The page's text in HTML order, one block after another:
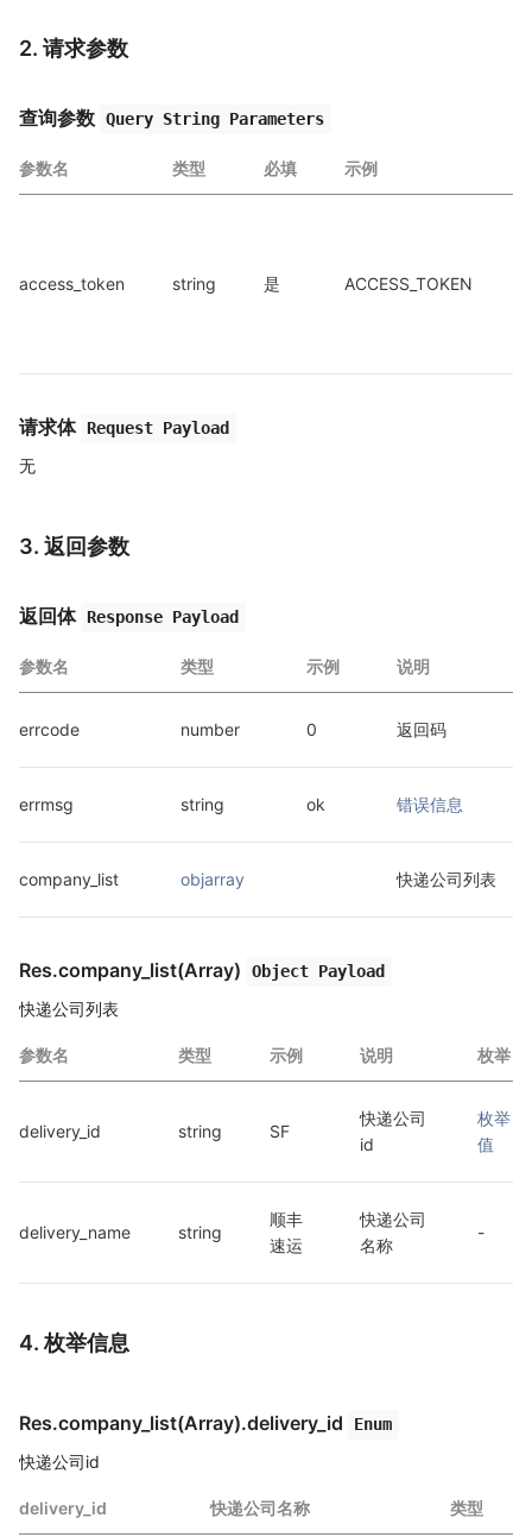
2. 请求参数
查询参数 Query String Parameters
参数名 类型 必填 示例
access_token string 是 ACCESS_TOKEN
请求体 Request Payload
无
3. 返回参数
返回体 Response Payload
参数名 类型 示例 说明
errcode number 0 返回码
errmsg string ok 错误信息
company_list objarray 快递公司列表
Res.company_list(Array) Object Payload
快递公司列表
参数名 类型 示例 说明 枚举
delivery_id string SF
快递公司
id
枚举
值
delivery_name string
顺丰
速运
快递公司
名称
-
4. 枚举信息
Res.company_list(Array).delivery_id Enum
快递公司id
delivery_id 快递公司名称 类型